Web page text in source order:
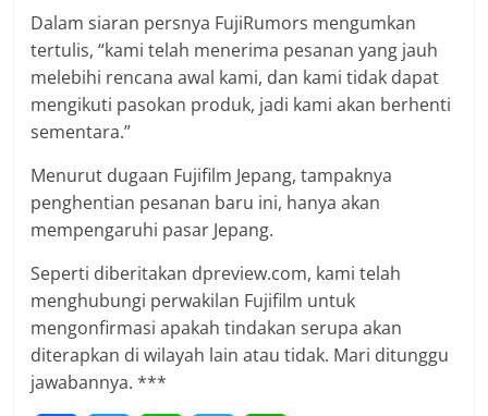
Dalam siaran persnya FujiRumors mengumkan
tertulis, “kami telah menerima pesanan yang jauh
melebihi rencana awal kami, dan kami tidak dapat
mengikuti pasokan produk, jadi kami akan berhenti
sementara.”
Menurut dugaan Fujifilm Jepang, tampaknya
penghentian pesanan baru ini, hanya akan
mempengaruhi pasar Jepang.
Seperti diberitakan dpreview.com, kami telah
menghubungi perwakilan Fujifilm untuk
mengonfirmasi apakah tindakan serupa akan
diterapkan di wilayah lain atau tidak. Mari ditunggu
jawabannya. ***